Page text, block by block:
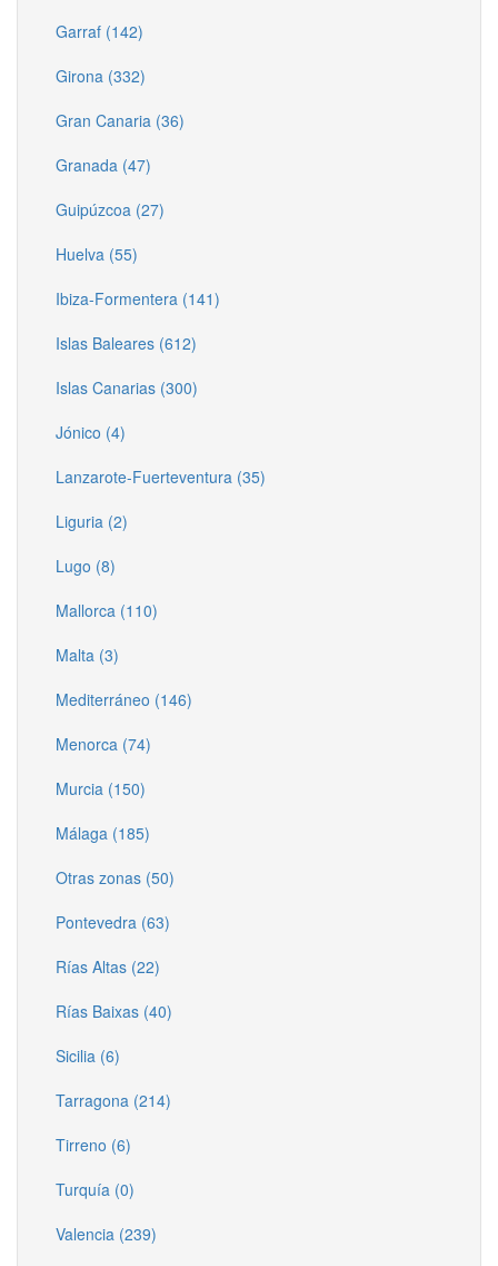
Garraf (142)
Girona (332)
Gran Canaria (36)
Granada (47)
Guipúzcoa (27)
Huelva (55)
Ibiza-Formentera (141)
Islas Baleares (612)
Islas Canarias (300)
Jónico (4)
Lanzarote-Fuerteventura (35)
Liguria (2)
Lugo (8)
Mallorca (110)
Malta (3)
Mediterráneo (146)
Menorca (74)
Murcia (150)
Málaga (185)
Otras zonas (50)
Pontevedra (63)
Rías Altas (22)
Rías Baixas (40)
Sicilia (6)
Tarragona (214)
Tirreno (6)
Turquía (0)
Valencia (239)